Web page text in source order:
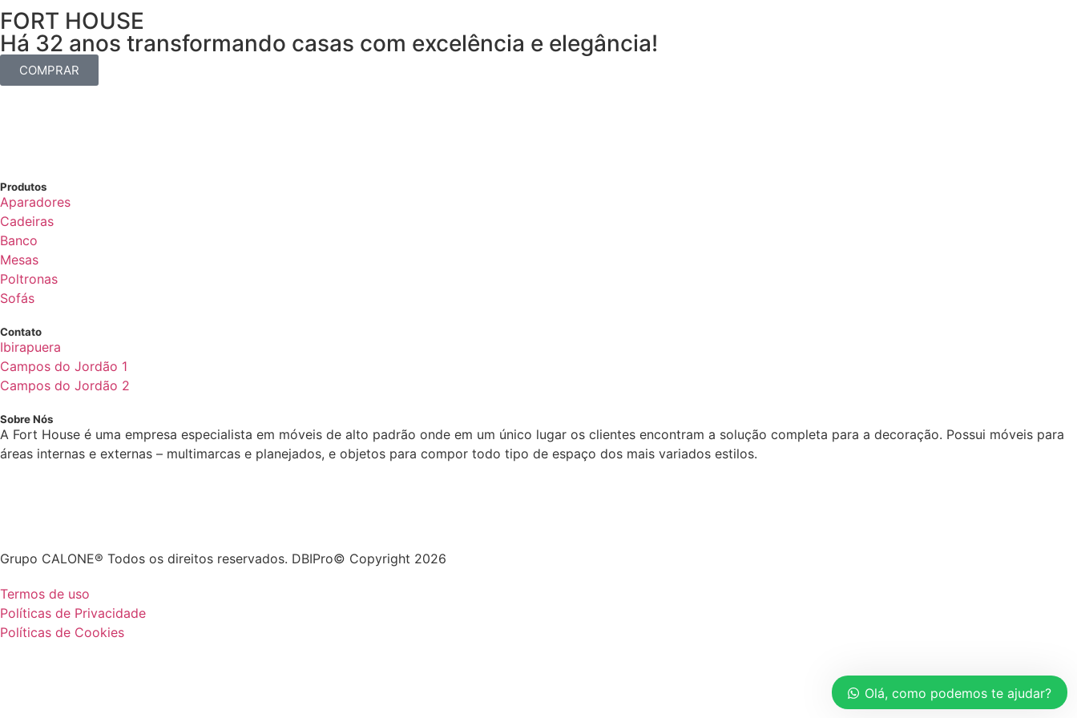
FORT HOUSE
Há 32 anos transformando casas com excelência e elegância!
COMPRAR
Produtos
Aparadores
Cadeiras
Banco
Mesas
Poltronas
Sofás
Contato
Ibirapuera
Campos do Jordão 1
Campos do Jordão 2
Sobre Nós
A Fort House é uma empresa especialista em móveis de alto padrão onde em um único lugar os clientes encontram a solução completa para a decoração. Possui móveis para
áreas internas e externas – multimarcas e planejados, e objetos para compor todo tipo de espaço dos mais variados estilos.
Grupo CALONE® Todos os direitos reservados. DBIPro© Copyright 2026
Termos de uso
Políticas de Privacidade
Políticas de Cookies
Olá, como podemos te ajudar?